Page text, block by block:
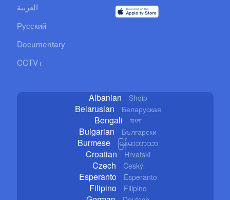
العربية
Русский
Documentary
CCTV+
Albanian Shqip
Belarusian Беларуская
Bengali বাংলা
Bulgarian Български
Burmese မြန်မာဘာသာ
Croatian Hrvatski
Czech Český
Esperanto Esperanto
Filipino Filipino